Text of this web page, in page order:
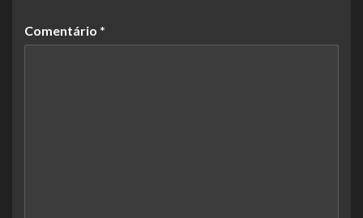
Comentário *